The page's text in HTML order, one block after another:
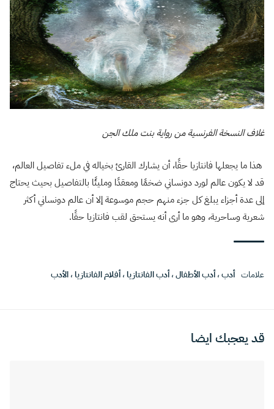
غلاف النسخة الفرنسية من رواية بنت ملك الجن
هذا ما يجعلها فانتازيا حقًا، أن يشارك القارئ بخياله في ملء تفاصيل العالم،
قد لا يكون عالم لورد دونساني ضخمًا ومعقدًا ومليئًا بالتفاصيل بحيث يحتاج
إلى عدة أجزاء يبلغ كل جزء منهم حجم موسوعة إلا أن عالم دونساني أكثر
شعرية وساحرية، وهو ما أرى أنه يستحق لقب فانتازيا حقًا.
علامات أدب،أدب الأطفال،أدب الفانتازيا،أفلام الفانتازيا،الأدب
قد يعجبك ايضا